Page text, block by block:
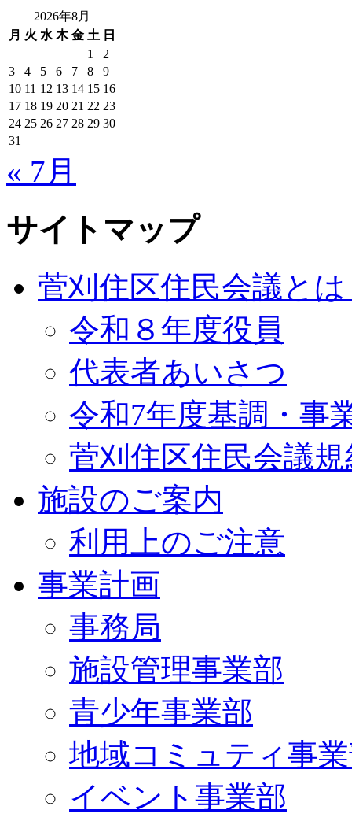
2026年8月
月 火 水 木 金 土 日
1
2
3
4 5 6 7 8
9
10 11 12 13 14 15 16
17 18 19 20 21 22 23
24 25 26 27 28 29 30
31
« 7月
サイトマップ
菅刈住区住民会議と
令和８年度役員
代表者あいさつ
令和7年度基調・事
菅刈住区住民会議規
施設のご案内
利用上のご注意
事業計画
事務局
施設管理事業部
青少年事業部
地域コミュティ事
イベント事業部